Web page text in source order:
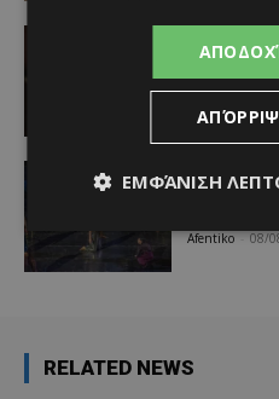
ΛΕΜΕΣΟΣ:
Afentiko - 08/
Η
Afentiko - 08/
RELATED NEWS
ΕΜΦΆΝΙΣΗ